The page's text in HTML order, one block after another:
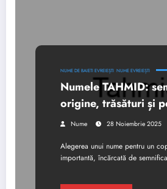
NUME DE BAIETI EVREIEȘTI NUME EVREIEȘTI
Numele TAHMID:
origine, trăsături și
Nume 28 Noiembrie 2025
Alegerea unui nume pentru un
importantă, încărcată de